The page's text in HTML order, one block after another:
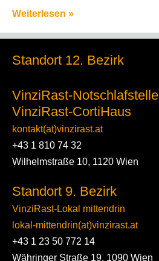
Weiterlesen »
Standort 12. Bezirk
VinziRast-Notschlafstelle
VinziRast-CortiHaus
kontakt(at)vinzirast.at
+43 1 810 74 32
Wilhelmstraße 10, 1120 Wien
Standort 9. Bezirk
VinziRast-Lokal mittendrin
lokal-mittendrin(at)vinzirast.at
+43 1 23 50 772 14
Währinger Straße 19, 1090 Wien